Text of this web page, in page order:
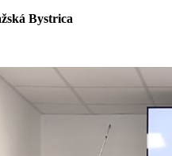
Bystrica